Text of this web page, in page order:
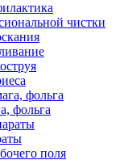
чистки
фольга